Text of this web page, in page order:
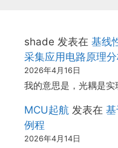
shade 发表在 基线
采集应用电路原理
2026年4月16日
我的意思是，光耦是
MCU起航 发表在
例程
2026年4月14日